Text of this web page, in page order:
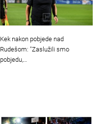
Kek nakon pobjede nad
Rudešom: "Zaslužili smo
pobjedu,…